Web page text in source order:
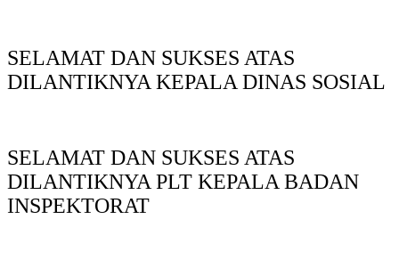
SELAMAT DAN SUKSES ATAS
DILANTIKNYA KEPALA DINAS SOSIAL
SELAMAT DAN SUKSES ATAS
DILANTIKNYA PLT KEPALA BADAN
INSPEKTORAT